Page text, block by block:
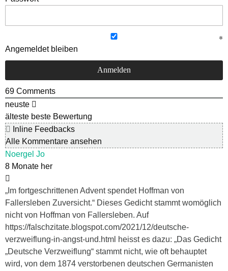
Angemeldet bleiben
69 Comments
neuste
älteste beste Bewertung
Inline Feedbacks
Alle Kommentare ansehen
Noergel Jo
8 Monate her
„Im fortgeschrittenen Advent spendet Hoffman von
Fallersleben Zuversicht.“ Dieses Gedicht stammt womöglich
nicht von Hoffman von Fallersleben. Auf
https://falschzitate.blogspot.com/2021/12/deutsche-
verzweiflung-in-angst-und.html heisst es dazu: „Das Gedicht
„Deutsche Verzweiflung“ stammt nicht, wie oft behauptet
wird, von dem 1874 verstorbenen deutschen Germanisten